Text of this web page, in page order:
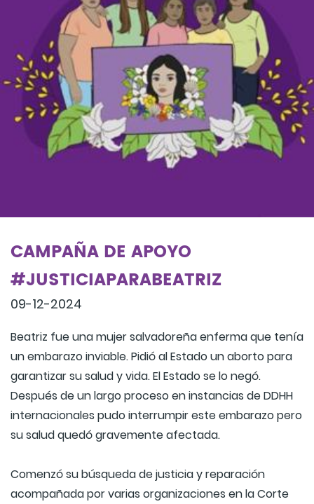
CAMPAÑA DE APOYO
#JUSTICIAPARABEATRIZ
09-12-2024
Beatriz fue una mujer salvadoreña enferma que tenía
un embarazo inviable. Pidió al Estado un aborto para
garantizar su salud y vida. El Estado se lo negó.
Después de un largo proceso en instancias de DDHH
internacionales pudo interrumpir este embarazo pero
su salud quedó gravemente afectada.
Comenzó su búsqueda de justicia y reparación
acompañada por varias organizaciones en la Corte